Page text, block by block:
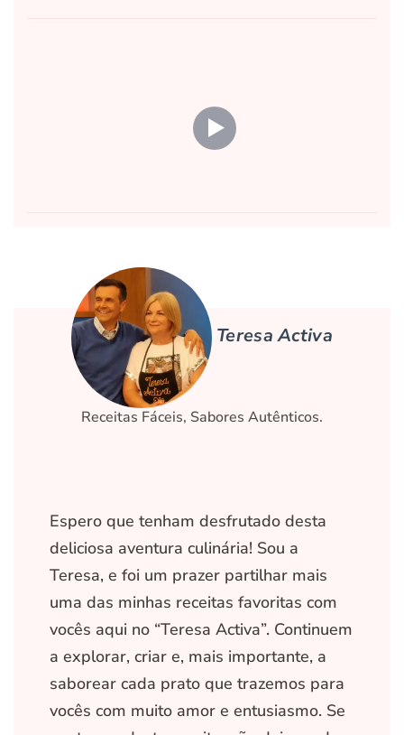
Teresa Activa
Receitas Fáceis, Sabores Autênticos.
Espero que tenham desfrutado desta
deliciosa aventura culinária! Sou a
Teresa, e foi um prazer partilhar mais
uma das minhas receitas favoritas com
vocês aqui no “Teresa Activa”. Continuem
a explorar, criar e, mais importante, a
saborear cada prato que trazemos para
vocês com muito amor e entusiasmo. Se